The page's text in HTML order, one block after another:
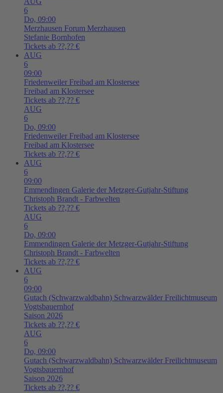
6
Do, 09:00
Merzhausen Forum Merzhausen
Stefanie Bornhofen
Tickets ab ??,?? €
AUG
6
09:00
Friedenweiler Freibad am Klostersee
Freibad am Klostersee
Tickets ab ??,?? €
AUG
6
Do, 09:00
Friedenweiler Freibad am Klostersee
Freibad am Klostersee
Tickets ab ??,?? €
AUG
6
09:00
Emmendingen Galerie der Metzger-Gutjahr-Stiftung
Christoph Brandt - Farbwelten
Tickets ab ??,?? €
AUG
6
Do, 09:00
Emmendingen Galerie der Metzger-Gutjahr-Stiftung
Christoph Brandt - Farbwelten
Tickets ab ??,?? €
AUG
6
09:00
Gutach (Schwarzwaldbahn) Schwarzwälder Freilichtmuseum
Vogtsbauernhof
Saison 2026
Tickets ab ??,?? €
AUG
6
Do, 09:00
Gutach (Schwarzwaldbahn) Schwarzwälder Freilichtmuseum
Vogtsbauernhof
Saison 2026
Tickets ab ??,?? €